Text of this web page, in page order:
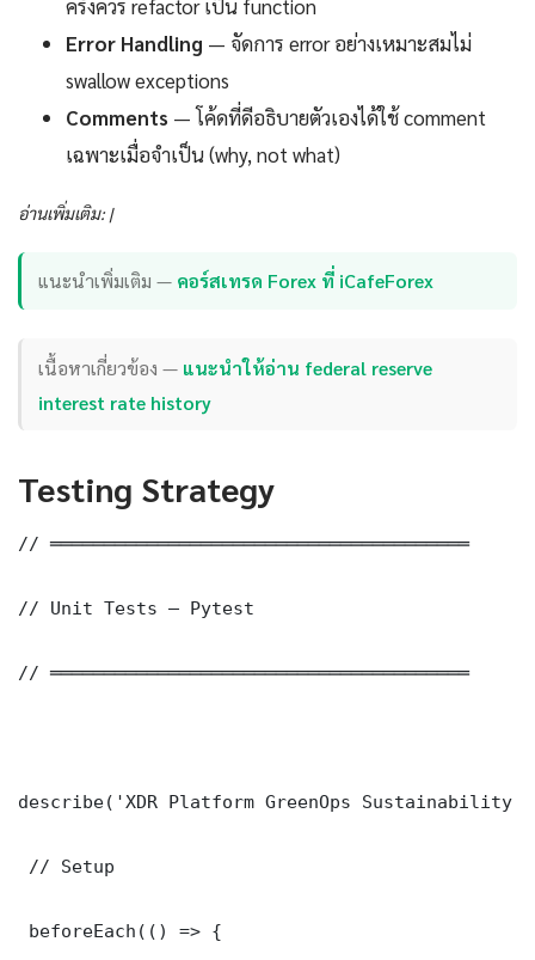
ครั้งควร refactor เป็น function
Error Handling — จัดการ error อย่างเหมาะสมไม่
swallow exceptions
Comments — โค้ดที่ดีอธิบายตัวเองได้ใช้ comment
เฉพาะเมื่อจำเป็น (why, not what)
อ่านเพิ่มเติม: |
แนะนำเพิ่มเติม — คอร์สเทรด Forex ที่ iCafeForex
เนื้อหาเกี่ยวข้อง — แนะนำให้อ่าน federal reserve
interest rate history
Testing Strategy
// ═══════════════════════════════════════
// Unit Tests — Pytest
// ═══════════════════════════════════════
describe('XDR Platform GreenOps
// Setup
beforeEach(() => {